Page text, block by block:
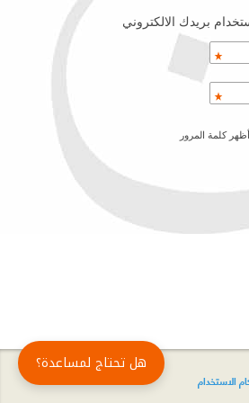
بريدك الالكتروني
الاستخدام
هل تحتاج لمساعدة؟